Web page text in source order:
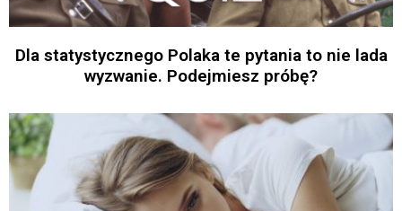
Dla statystycznego Polaka te pytania to nie lada
wyzwanie. Podejmiesz próbę?